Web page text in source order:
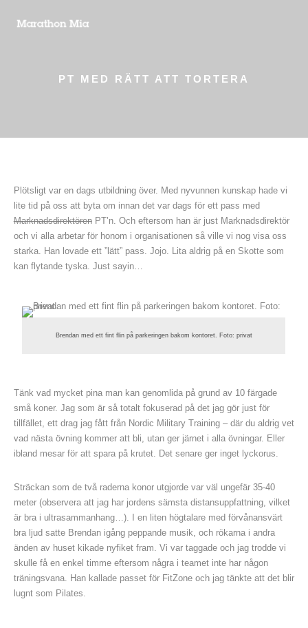
PT MED RÄTT ATT TORTERA
Plötsligt var en dags utbildning över. Med nyvunnen kunskap hade vi
lite tid på oss att byta om innan det var dags för ett pass med
MarknadsdirektörenPT’n. Och eftersom han är just Marknadsdirektör
och vi alla arbetar för honom i organisationen så ville vi nog visa oss
starka. Han lovade ett ”lätt” pass. Jojo. Lita aldrig på en Skotte som
kan flytande tyska. Just sayin…
Brendan med ett fint flin på parkeringen bakom kontoret. Foto: privat
Tänk vad mycket pina man kan genomlida på grund av 10 färgade
små koner. Jag som är så totalt fokuserad på det jag gör just för
tillfället, ett drag jag fått från Nordic Military Training – där du aldrig vet
vad nästa övning kommer att bli, utan ger järnet i alla övningar. Eller
ibland mesar för att spara på krutet. Det senare ger inget lyckorus.
Sträckan som de två raderna konor utgjorde var väl ungefär 35-40
meter (observera att jag har jordens sämsta distansuppfattning, vilket
är bra i ultrasammanhang…). I en liten högtalare med förvånansvärt
bra ljud satte Brendan igång peppande musik, och rökarna i andra
änden av huset kikade nyfiket fram. Vi var taggade och jag trodde vi
skulle få en enkel timme eftersom några i teamet inte har någon
träningsvana. Han kallade passet för FitZone och jag tänkte att det blir
lugnt som Pilates.